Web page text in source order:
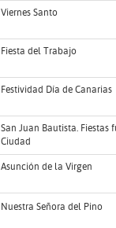
Viernes Santo
Fiesta del Trabajo
Festividad Día de Canarias
San Juan Bautista. Fiestas
Ciudad
Asunción de la Virgen
Nuestra Señora del Pino